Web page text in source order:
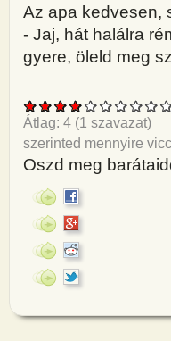
Az apa kedvesen,
- Jaj, hát halálra
gyere, öleld meg
Átlag: 4 (1 szavazat)
szerinted mennyire
Oszd meg